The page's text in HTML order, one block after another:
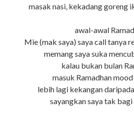
masak nasi, kekadang goreng
awal-awal
Mie (mak saya) saya call tanya
memang saya suka
kalau bukan bulan
masuk Ramadhan
lebih lagi kekangan
sayangkan saya tak bagi